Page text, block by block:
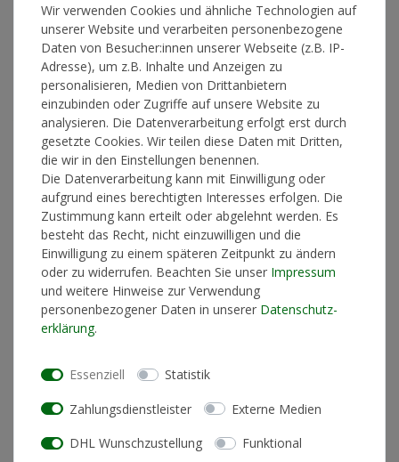
Artikelnummer 15883
29,90 €*
Lieferzeit 1-3 Werktage
In den Warenkorb
* inkl. ges. MwSt. zzgl.Versandkosten
Produktinformationen
machine
Wir verwenden Cookies und ähnliche Technologien auf
unserer Website und verarbeiten personenbezogene
Daten von Besucher:innen unserer Webseite (z.B. IP-
Adresse), um z.B. Inhalte und Anzeigen zu
personalisieren, Medien von Drittanbietern
einzubinden oder Zugriffe auf unsere Website zu
analysieren. Die Datenverarbeitung erfolgt erst durch
gesetzte Cookies. Wir teilen diese Daten mit Dritten,
die wir in den Einstellungen benennen.
Die Datenverarbeitung kann mit Einwilligung oder
aufgrund eines berechtigten Interesses erfolgen. Die
Zustimmung kann erteilt oder abgelehnt werden. Es
besteht das Recht, nicht einzuwilligen und die
Einwilligung zu einem späteren Zeitpunkt zu ändern
oder zu widerrufen. Beachten Sie unser Impressum
und weitere Hinweise zur Verwendung
personenbezogener Daten in unserer Daten­schutz­
erklärung.
Essenziell Statistik
Zahlungsdienstleister Externe Medien
DHL Wunschzustellung Funktional